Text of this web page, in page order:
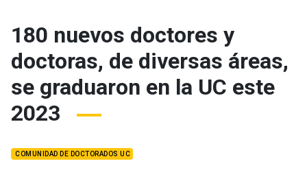
180 nuevos doctores y
doctoras, de diversas áreas,
se graduaron en la UC este
2023
COMUNIDAD DE DOCTORADOS UC